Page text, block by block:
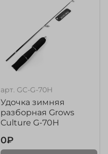
арт. GC-G-70H
Удочка зимняя
разборная Grows
Culture G-70H
0₽